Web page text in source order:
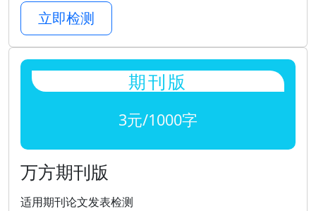
立即检测
期刊版
3元/1000字
万方期刊版
适用期刊论文发表检测